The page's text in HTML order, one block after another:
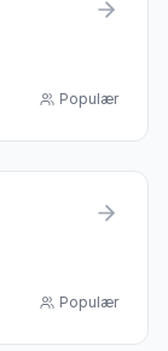
Populær
Populær